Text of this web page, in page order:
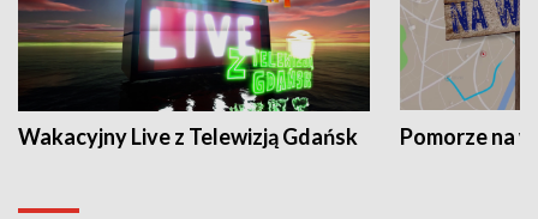
Wakacyjny Live z Telewizją Gdańsk Pomorze na